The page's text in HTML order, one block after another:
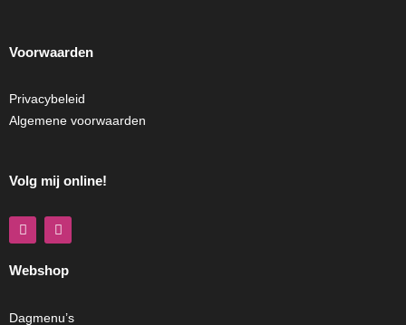
Voorwaarden
Privacybeleid
Algemene voorwaarden
Volg mij online!
F
a
c
e
b
k
I
n
s
a
a
Webshop
Dagmenu’s